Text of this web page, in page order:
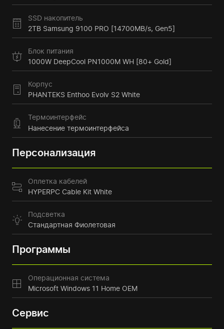
SSD накопитель
2TB Samsung 9100 PRO [14700MB/s, Gen5]
Блок питания
1000W DeepCool PN1000M WH [80+ Gold]
Корпус
PHANTEKS Enthoo Evolv S2 White
Термоинтерфейс
Нанесение термоинтерфейса
Персонализация
Оплетка кабелей
HYPERPC Cable Kit White
Подсветка
Стандартная Фиолетовая
Программы
Операционная система
Microsoft Windows 11 Home OEM
Сервис